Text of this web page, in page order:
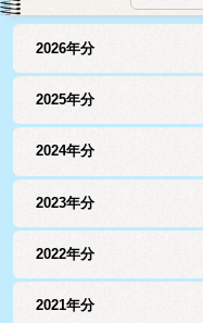
2026年分
2025年分
2024年分
2023年分
2022年分
2021年分